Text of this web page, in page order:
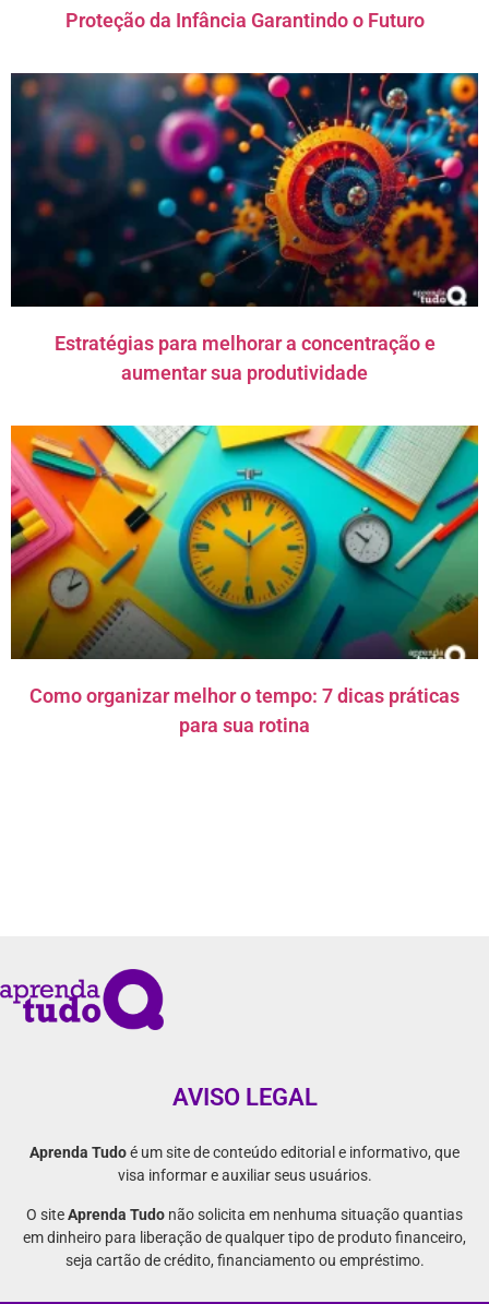
Proteção da Infância Garantindo o Futuro
Estratégias para melhorar a concentração e
aumentar sua produtividade
Como organizar melhor o tempo: 7 dicas práticas
para sua rotina
AVISO LEGAL
Aprenda Tudoé um site de conteúdo editorial e informativo, que
visa informar e auxiliar seus usuários.
O siteAprenda Tudo não solicita em nenhuma situação quantias
em dinheiro para liberação de qualquer tipo de produto financeiro,
seja cartão de crédito, financiamento ou empréstimo.